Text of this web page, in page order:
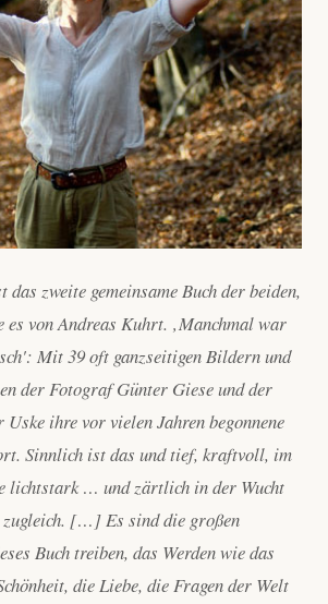
zweite gemeinsame Buch der beiden,
es von Andreas Kuhrt. ‚Manchmal war
Mit 39 oft ganzseitigen Bildern und
der Fotograf Günter Giese und der
ihre vor vielen Jahren begonnene
Sinnlich ist das und tief, kraftvoll, im
lichtstark … und zärtlich in der Wucht
zugleich. […] Es sind die großen
Buch treiben, das Werden wie das
die Liebe, die Fragen der Welt